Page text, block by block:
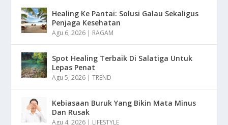
Healing Ke Pantai: Solusi Galau Sekaligus
Penjaga Kesehatan
Agu 6, 2026 | RAGAM
Spot Healing Terbaik Di Salatiga Untuk
Lepas Penat
Agu 5, 2026 |TREND
Kebiasaan Buruk Yang Bikin Mata Minus
Dan Rusak
Agu 4, 2026 | LIFESTYLE